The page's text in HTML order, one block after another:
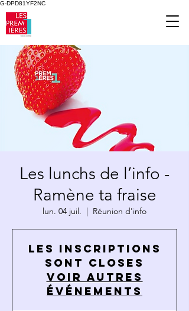
G-DPD81YF2NC
Les lunchs de l’info -
Ramène ta fraise
lun. 04 juil.
  |
Réunion d'info
Les inscriptions
sont closes
Voir autres
événements